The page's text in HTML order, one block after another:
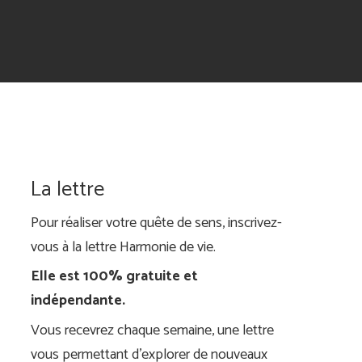
La lettre
Pour réaliser votre quête de sens, inscrivez-
vous à la lettre Harmonie de vie.
Elle est 100% gratuite et
indépendante.
Vous recevrez chaque semaine, une lettre
vous permettant d'explorer de nouveaux